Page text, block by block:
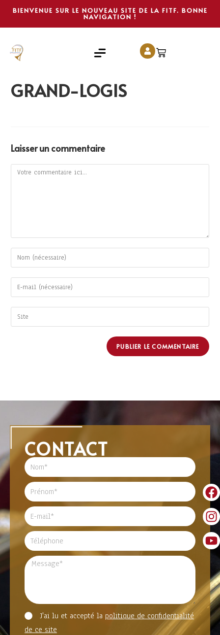
BIENVENUE SUR LE NOUVEAU SITE DE LA FITF. BONNE
NAVIGATION !
GRAND-LOGIS
Laisser un commentaire
CONTACT
J'ai lu et accepté la politique de confidentialité
de ce site